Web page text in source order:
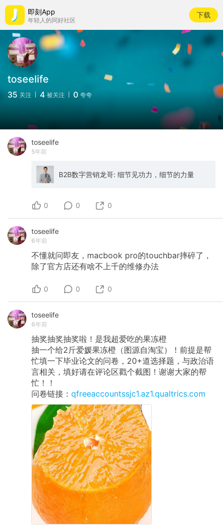
即刻App
年轻人的同好社区
下载
toseelife
35 关注 4 被关注 0 夸夸
toseelife
5年前
B2B数字营销龙哥: 细节见功力，细节的力量
0 0 0
toseelife
6年前
不懂就问即友，macbook pro的touchbar摔碎了，
除了官方店还有啥不上千的维修办法
0 0 0
toseelife
6年前
抽奖抽奖抽奖啦！是我超爱吃的果冻橙
抽一个给2斤爱媛果冻橙（图源自淘宝）！前提是帮
忙填一下毕业论文的问卷，20+道选择题，与政治语
言相关，填好请在评论区戳个截图！谢谢大家的帮
忙！！
问卷链接： qfreeaccountssjc1.az1.qualtrics.com